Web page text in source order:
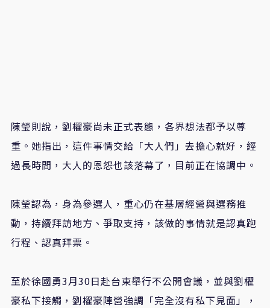
陳瑩則說，劉櫂豪尚未正式表態，各界想法都予以尊
重。她指出，這件事情交給「大人們」去擔心就好，經
過長時間，大人的恩怨也該落幕了，目前正在協調中。
陳瑩認為，身為參選人，重心仍在基層經營與選務推
動，持續拜訪地方、爭取支持，該做的事情就是認真跑
行程、認真拜票。
至於徐國勇3月30日赴台東舉行不公開會議，並與劉櫂
豪私下接觸，劉櫂豪陣營強調「完全沒有私下見面」，